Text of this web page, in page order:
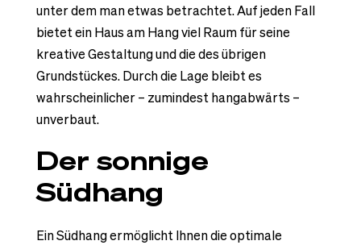
unter dem man etwas betrachtet. Auf jeden Fall
bietet ein Haus am Hang viel Raum für seine
kreative Gestaltung und die des übrigen
Grundstückes. Durch die Lage bleibt es
wahrscheinlicher – zumindest hangabwärts –
unverbaut.
Der sonnige
Südhang
Ein Südhang ermöglicht Ihnen die optimale